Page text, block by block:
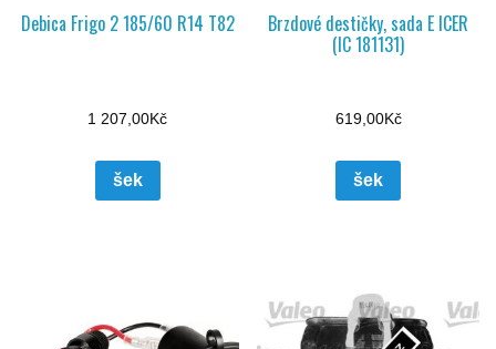
Debica Frigo 2 185/60 R14 T82
1 207,00Kč
šek
Brzdové destičky, sada E ICER
(IC 181131)
619,00Kč
šek